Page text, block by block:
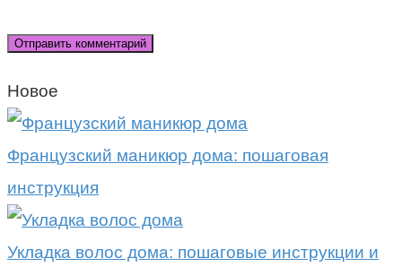
Новое
Французский маникюр дома: пошаговая
инструкция
Укладка волос дома: пошаговые инструкции и